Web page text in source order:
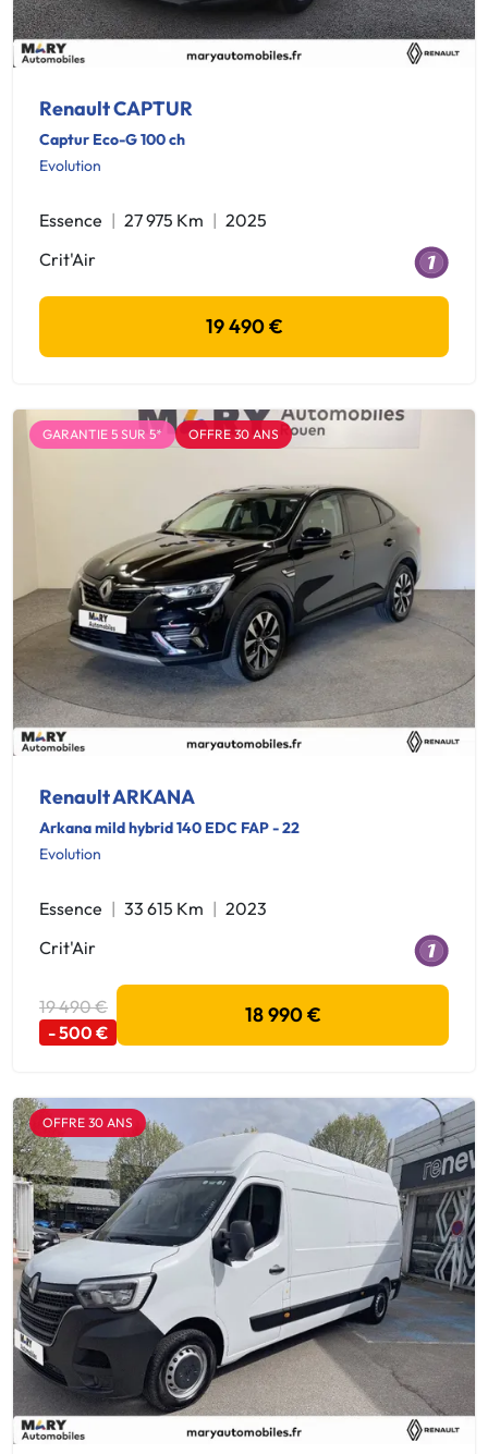
Renault CAPTUR
Captur Eco-G 100 ch
Evolution
Essence 27 975 Km
2025
Crit'Air
19 490 €
GARANTIE 5 SUR 5* OFFRE 30 ANS
Renault ARKANA
Arkana mild hybrid 140 EDC FAP - 22
Evolution
Essence 33 615 Km
2023
Crit'Air
19 490 €
- 500 €
18 990 €
OFFRE 30 ANS